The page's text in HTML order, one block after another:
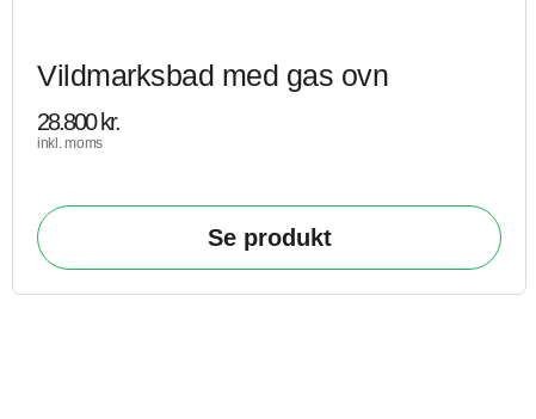
Vildmarksbad med gas ovn
28.800kr.
inkl. moms
Se produkt